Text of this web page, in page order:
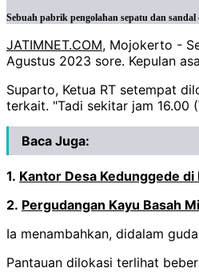
Sebuah pabrik pengolahan sepatu dan
JATIMNET.COM, Mojokerto -
Agustus 2023 sore. Kepulan
Suparto, Ketua RT setempat
terkait. "Tadi sekitar jam 16.00
Baca Juga:
1. Kantor Desa Kedunggede
2. Pergudangan Kayu Basah
Ia menambahkan, didalam
Pantauan dilokasi terlihat